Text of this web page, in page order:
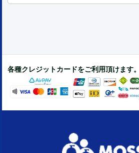
各種クレジットカードをご利用頂けます。